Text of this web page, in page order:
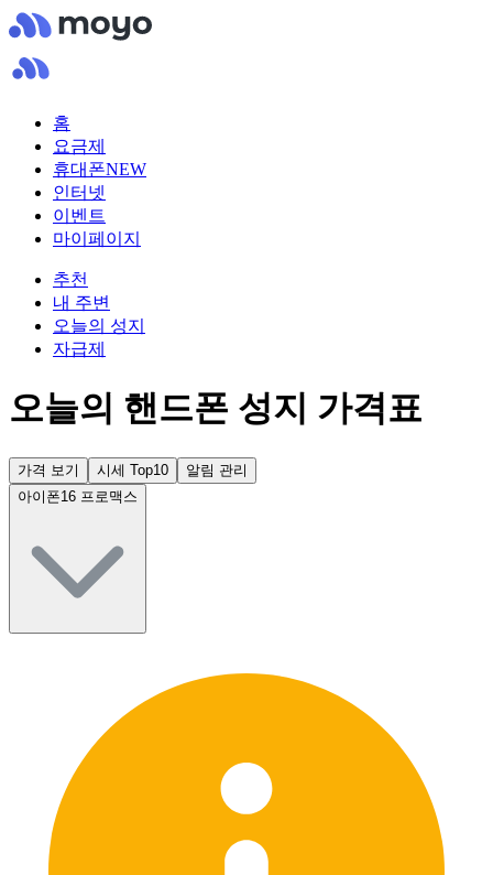
홈
요금제
휴대폰NEW
인터넷
이벤트
마이페이지
추천
내 주변
오늘의 성지
자급제
오늘의 핸드폰 성지 가격표
가격 보기 시세 Top10
알림 관리
아이폰16 프로맥스